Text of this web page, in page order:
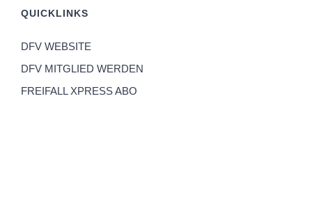
QUICKLINKS
DFV WEBSITE
DFV MITGLIED WERDEN
FREIFALL XPRESS ABO